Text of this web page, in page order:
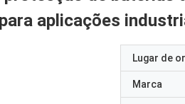
aplicações
Lugar de
Marca